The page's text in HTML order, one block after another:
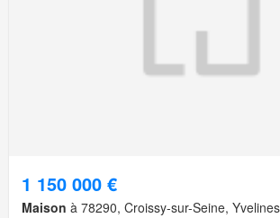
1 150 000 €
Maison à 78290, Croissy-sur-Seine,